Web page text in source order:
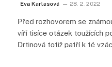
Eva Karlasová 28. 2. 2022
Před rozhovorem se
víří tisíce otázek toužících
Drtinová totiž patří k té